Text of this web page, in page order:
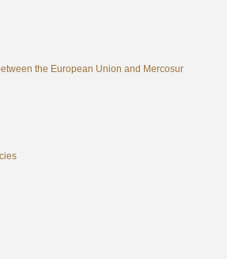
the European Union and Mercosur